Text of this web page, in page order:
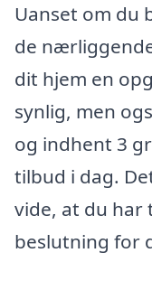
Uanset om du
de
dit hjem en
synlig, men
og indhent 3
tilbud i dag.
vide, at du har
beslutning for